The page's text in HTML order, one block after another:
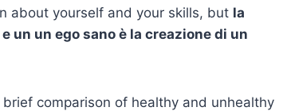
about yourself and your skills, but la
e un un ego sano è la creazione di un
comparison of healthy and unhealthy